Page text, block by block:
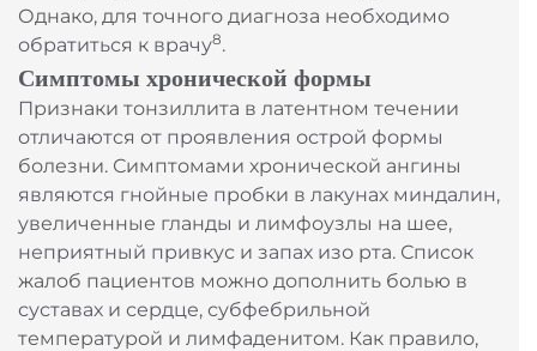
Однако, для точного диагноза необходимо
обратиться к врачу8.
Симптомы хронической формы
Признаки тонзиллита в латентном течении
отличаются от проявления острой формы
болезни. Симптомами хронической ангины
являются гнойные пробки в лакунах миндалин,
увеличенные гланды и лимфоузлы на шее,
неприятный привкус и запах изо рта. Список
жалоб пациентов можно дополнить болью в
суставах и сердце, субфебрильной
температурой и лимфаденитом. Как правило,